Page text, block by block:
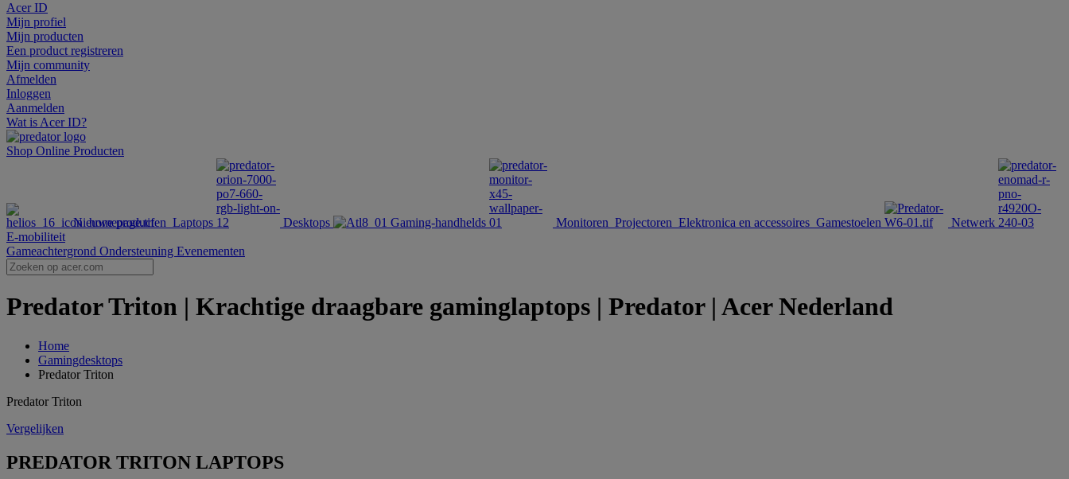
Acer ID
Mijn profiel
Mijn producten
Een product registreren
Mijn community
Afmelden
Inloggen
Aanmelden
Wat is Acer ID?
Shop Online Producten
Nieuwe producten Laptops Desktops Gaming-handhelds Monitoren Projectoren Elektronica en accessoires Gamestoelen
Netwerk
E-mobiliteit
Gameachtergrond Ondersteuning Evenementen
Predator Triton | Krachtige draagbare gaminglaptops | Predator | Acer Nederland
Home
Gamingdesktops
Predator Triton
Predator Triton
Vergelijken
PREDATOR TRITON LAPTOPS